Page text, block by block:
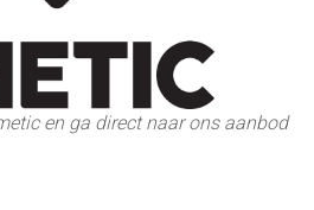
en ga direct naar ons aanbod